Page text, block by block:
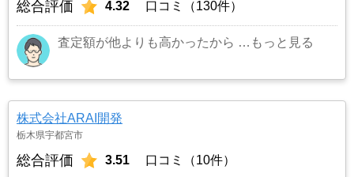
総合評価 4.32 口コミ（130件）
査定額が他よりも高かったから …もっと見る
株式会社ARAI開発
栃木県宇都宮市
総合評価 3.51 口コミ（10件）